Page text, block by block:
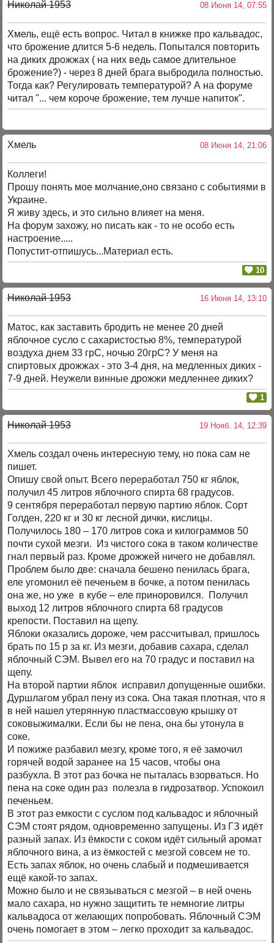
Николай 1953 08 Июня 14, 07:55
Хмель, ещё есть вопрос. Читал в книжке про кальвадос,
что брожение длится 5-6 недель. Попытался повторить
на диких дрожжах ( на них ведь самое длительное
брожение?) - через 8 дней брага выбродила полностью.
Тогда как? Регулировать температурой? А на форуме
читал "... чем короче брожение, тем лучше напиток".
Хмель 08 Июня 14, 21:06
Коллеги!
Прошу понять мое молчание,оно связано с событиями в
Украине.
Я живу здесь, и это сильно влияет на меня.
На форум захожу, но писать как - то не особо есть
настроение.....
Попустит-отпишусь...Материал есть.
10
Николай 1953 16 Июня 14, 13:10
Матос, как заставить бродить не менее 20 дней
яблочное сусло с сахаристостью 8%, температурой
воздуха днем 33 грС, ночью 20грС? У меня на
спиртовых дрожжах - это 3-4 дня, на медленных диких -
7-9 дней. Неужели винные дрожжи медленнее диких?
1
Николай 1953 19 Нояб. 14, 12:39
Хмель создал очень интересную тему, но пока сам не
пишет.
Опишу свой опыт. Всего переработал 750 кг яблок,
получил 45 литров яблочного спирта 68 градусов.
9 сентября переработал первую партию яблок. Сорт
Голден, 220 кг и 30 кг лесной дички, кислицы.
Получилось 180 – 170 литров сока и килограммов 50
почти сухой мезги. Из чистого сока в таком количестве
гнал первый раз. Кроме дрожжей ничего не добавлял.
Проблем было две: сначала бешено пенилась брага,
еле угомонил её печеньем в бочке, а потом пенилась
она же, но уже в кубе – еле приноровился. Получил
выход 12 литров яблочного спирта 68 градусов
крепости. Поставил на щепу.
Яблоки оказались дороже, чем рассчитывал, пришлось
брать по 15 р за кг. Из мезги, добавив сахара, сделал
яблочный СЭМ. Вывел его на 70 градус и поставил на
щепу.
На второй партии яблок исправил допущенные ошибки.
Дуршлагом убрал пену из сока. Она такая плотная, что я
в ней нашел утерянную пластмассовую крышку от
соковыжималки. Если бы не пена, она бы утонула в
соке.
И пожиже разбавил мезгу, кроме того, я её замочил
горячей водой заранее на 15 часов, чтобы она
разбухла. В этот раз бочка не пыталась взорваться. Но
пена на соке один раз полезла в гидрозатвор. Успокоил
печеньем.
В этот раз емкости с суслом под кальвадос и яблочный
СЭМ стоят рядом, одновременно запущены. Из ГЗ идёт
разный запах. Из ёмкости с соком идёт сильный аромат
яблочного вина, а из ёмкостей с мезгой совсем не то.
Есть запах яблок, но очень слабый и подмешивается
ещё какой-то запах.
Можно было и не связываться с мезгой – в ней очень
мало сахара, но нужно защитить те немногие литры
кальвадоса от желающих попробовать. Яблочный СЭМ
очень помогает в этом – легко проходит за кальвадос.